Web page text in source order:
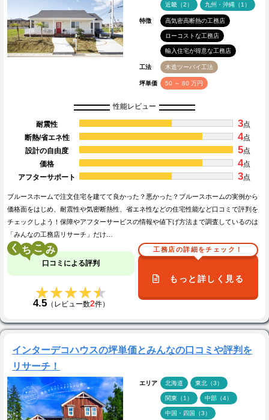
近畿（2） 九州・沖縄（1）
特徴 高気密高断熱の工務店
ローコストな工務店
輸入住宅が得意な工務店
工法 木造ツーバイ工法
坪単価 50 ～ 80 万円
性能レビュー
耐震性 3点
断熱/省エネ性
4点
設計の自由度
5点
価格
4点
アフターサポート
3点
ブルースホームで注文住宅を建てて良かった？悪かった？ブルースホームの実例から
価格面をはじめ、耐震性や気密断熱性、省エネ性などの住宅性能など口コミで評判を
チェックしよう！保障やアフターサービスの情報や値下げ方法まで調査しているのは
「みんなの工務店リサーチ」だけ…
く こ
口コミによる評判
★★★★★
★★★★★
4.5（レビュー数2件）
工務店の詳細をチェック！
もっと詳しく見る
インターデコハウスの坪単価とみんなの口コミや評判を
リサーチ！
エリア 北海道 東北（3）
関東（1） 中部（4）
中国・四国（3）